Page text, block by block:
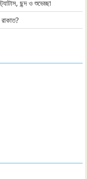
ছন্দ ও শুভেচ্ছা